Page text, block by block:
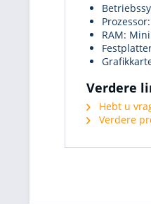
RAM:
Verdere
Hebt u
Verdere